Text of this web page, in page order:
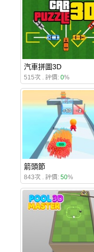
汽車拼圖3D
515次 . 評價: 0%
箭頭節
843次 . 評價: 50%